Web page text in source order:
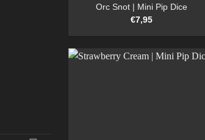
Orc Snot | Mini Pip Dice
€7,95